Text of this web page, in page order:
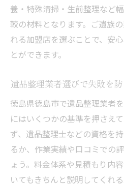
養・特殊清掃・生前整理など
較の材料となります。ご遺族
れる加盟店を選ぶことで、安
とができます。
遺品整理業者選びで失敗を
徳島県徳島市で遺品整理業者
にはいくつかの基準を押さえ
ず、遺品整理士などの資格を
るか、作業実績や口コミでの
ょう。料金体系や見積もり内
いてもきちんと説明してくれる